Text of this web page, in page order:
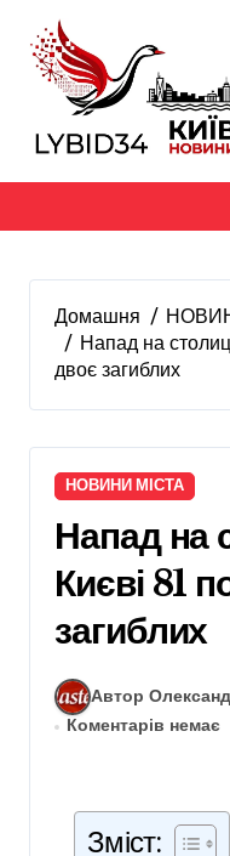
вмісту
Домашня
Напад на
двоє загиблих
НОВИНИ МІСТА
Напад на
Києві 81
загиблих
Автор
Коментарів немає
Зміст: